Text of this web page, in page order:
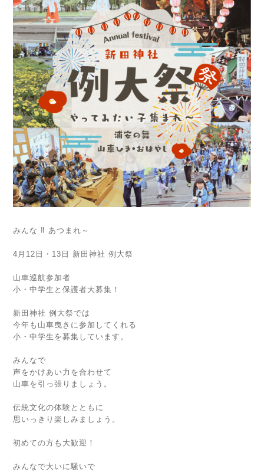
みんな ‼ あつまれ～
4月12日・13日 新田神社 例大祭
山車巡航参加者
小・中学生と保護者大募集！
新田神社 例大祭では
今年も山車曳きに参加してくれる
小・中学生を募集しています。
みんなで
声をかけあい力を合わせて
山車を引っ張りましょう。
伝統文化の体験とともに
思いっきり楽しみましょう。
初めての方も大歓迎！
みんなで大いに騒いで